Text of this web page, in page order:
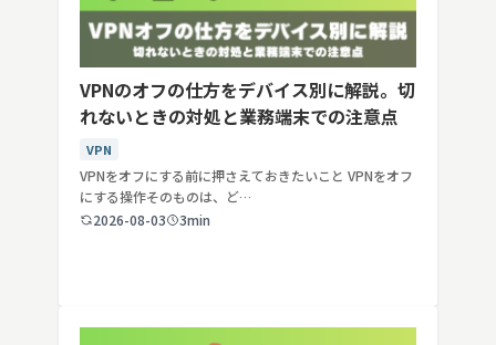
VPNのオフの仕方をデバイス別に解説。切
れないときの対処と業務端末での注意点
VPN
VPNをオフにする前に押さえておきたいこと VPNをオフ
にする操作そのものは、ど…
2026-08-03
3min